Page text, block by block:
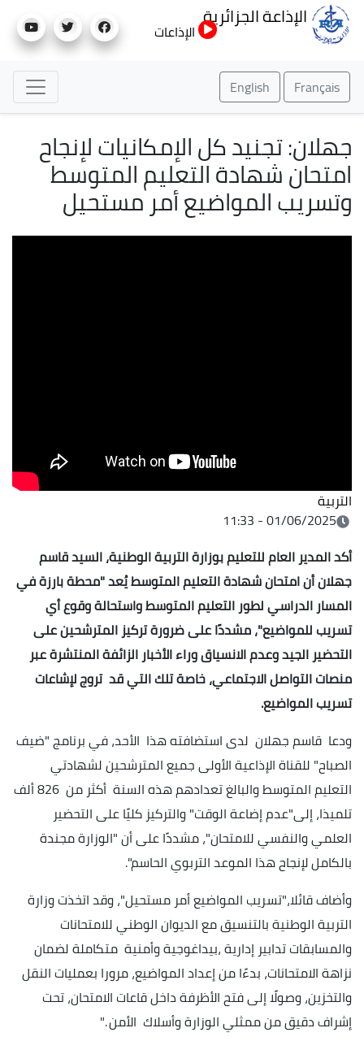
إلى
الإذاعة الجزائرية
الإذاعات
Français
English
جهلان: تجنيد كل الإمكانيات لإنجاح
امتحان شهادة التعليم المتوسط
وتسريب المواضيع أمر مستحيل
التربية
01/06/2025 - 11:33
أكد المدير العام للتعليم بوزارة التربية الوطنية، السيد قاسم
جهلان أن امتحان شهادة التعليم المتوسط يُعد "محطة بارزة في
المسار الدراسي لطور التعليم المتوسط واستحالة وقوع أي
تسريب للمواضيع"، مشددًا على ضرورة تركيز المترشحين على
التحضير الجيد وعدم الانسياق وراء الأخبار الزائفة المنتشرة عبر
منصات التواصل الاجتماعي، خاصة تلك التي قد تروج لإشاعات
تسريب المواضيع.
ودعا قاسم جهلان لدى استضافته هذا الأحد، في برنامج "ضيف
الصباح" للقناة الإذاعية الأولى جميع المترشحين لشهادتي
التعليم المتوسط والبالغ تعدادهم هذه السنة أكثر من 826 ألف
تلميذا، إلى"عدم إضاعة الوقت" والتركيز كليًا على التحضير
العلمي والنفسي للامتحان"، مشددًا على أن "الوزارة مجندة
بالكامل لإنجاح هذا الموعد التربوي الحاسم".
وأضاف قائلا،"تسريب المواضيع أمر مستحيل"، وقد اتخذت وزارة
التربية الوطنية بالتنسيق مع الديوان الوطني للامتحانات
والمسابقات تدابير إدارية ،بيداغوجية وأمنية متكاملة لضمان
نزاهة الامتحانات، بدءًا من إعداد المواضيع، مرورا بعمليات النقل
والتخزين، وصولًا إلى فتح الأظرفة داخل قاعات الامتحان، تحت
إشراف دقيق من ممثلي الوزارة وأسلاك الأمن ."